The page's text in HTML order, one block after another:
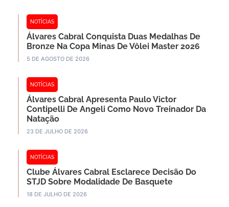
NOTÍCIAS
Álvares Cabral Conquista Duas Medalhas De
Bronze Na Copa Minas De Vôlei Master 2026
5 DE AGOSTO DE 2026
NOTÍCIAS
Álvares Cabral Apresenta Paulo Victor
Contipelli De Angeli Como Novo Treinador Da
Natação
23 DE JULHO DE 2026
NOTÍCIAS
Clube Álvares Cabral Esclarece Decisão Do
STJD Sobre Modalidade De Basquete
18 DE JULHO DE 2026